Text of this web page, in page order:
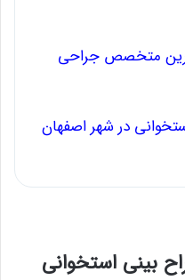
متخصص جراحی
در شهر اصفهان
بینی استخوانی